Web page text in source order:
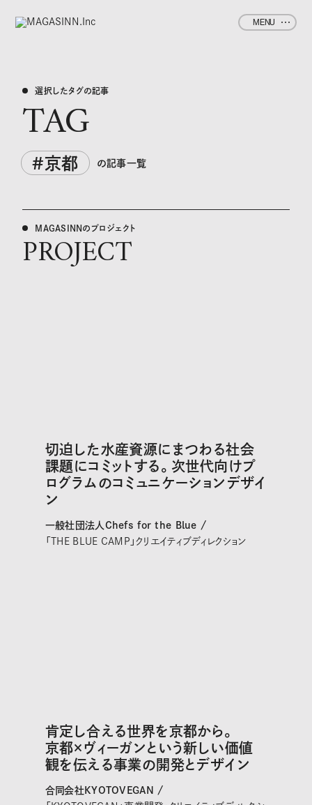
MENU
選択したタグの記事
TAG
#京都 の記事一覧
MAGASINNのプロジェクト
PROJECT
切迫した水産資源にまつわる社会
課題にコミットする。次世代向けプ
ログラムのコミュニケーションデザイ
ン
一般社団法人Chefs for the Blue /
「THE BLUE CAMP」クリエイティブディレクション
肯定し合える世界を京都から。
京都×ヴィーガンという新しい価値
観を伝える事業の開発とデザイン
合同会社KYOTOVEGAN /